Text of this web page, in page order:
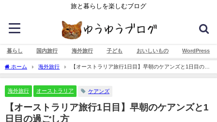
旅と暮らしを楽しむブログ
暮らし 国内旅行 海外旅行 子ども おいしいもの WordPress
ホーム 海外旅行
【オーストラリア旅行1日目】早朝のケアンズと1日目の過
ごし方
海外旅行 オーストラリア ケアンズ
【オーストラリア旅行1日目】早朝のケアンズと1
日目の過ごし方